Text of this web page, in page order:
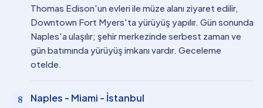
Thomas Edison'un evleri ile müze alanı ziyaret edilir,
Downtown Fort Myers'ta yürüyüş yapılır. Gün sonunda
Naples'a ulaşılır; şehir merkezinde serbest zaman ve
gün batımında yürüyüş imkanı vardır. Geceleme
otelde.
8 Naples - Miami - İstanbul